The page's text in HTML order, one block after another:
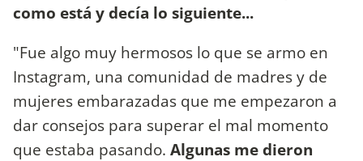
como está y decía lo siguiente...
"Fue algo muy hermosos lo que se armo en
Instagram, una comunidad de madres y de
mujeres embarazadas que me empezaron a
dar consejos para superar el mal momento
que estaba pasando. Algunas me dieron